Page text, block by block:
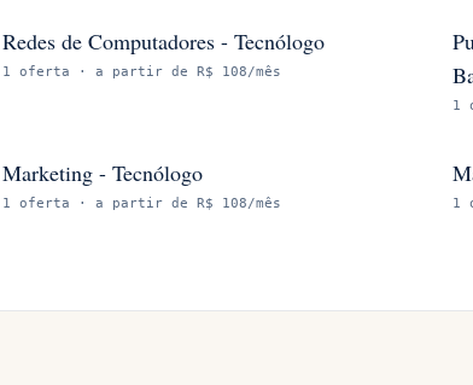
Redes de Computadores - Tecnólogo
1 oferta · a partir de R$ 108/mês
1
Marketing - Tecnólogo
1 oferta · a partir de R$ 108/mês 1